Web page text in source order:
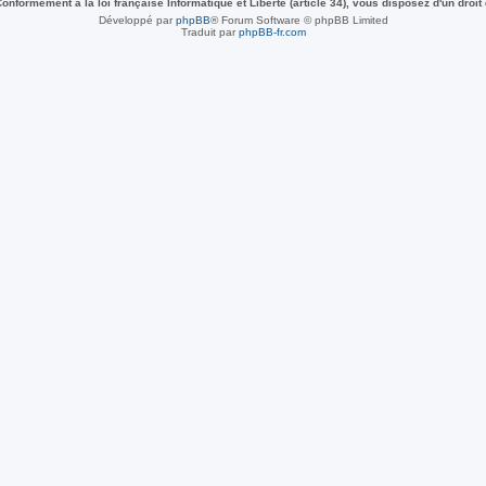
à la loi française Informatique et Liberté (article 34), vous disposez d'un
Développé parphpBB® Forum Software © phpBB Limited
Traduit parphpBB-fr.com